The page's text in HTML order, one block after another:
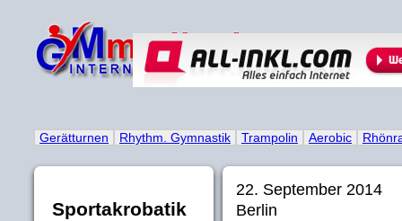
Gerätturnen Rhythm. Gymnastik Trampolin Aerobic
Sportakrobatik
22. September 2014
Berlin